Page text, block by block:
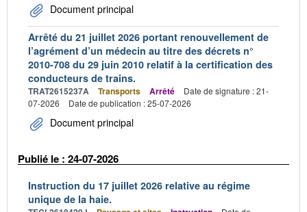
Document principal
Arrêté du 21 juillet 2026 portant renouvellement de
l’agrément d’un médecin au titre des décrets n°
2010-708 du 29 juin 2010 relatif à la certification des
conducteurs de trains.
TRAT2615237A Transports Arrêté
Date de signature : 21-
07-2026
Date de publication : 25-07-2026
Document principal
Publié le : 24-07-2026
Instruction du 17 juillet 2026 relative au régime
unique de la haie.